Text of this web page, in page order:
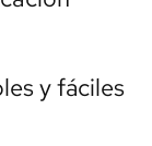
y fáciles